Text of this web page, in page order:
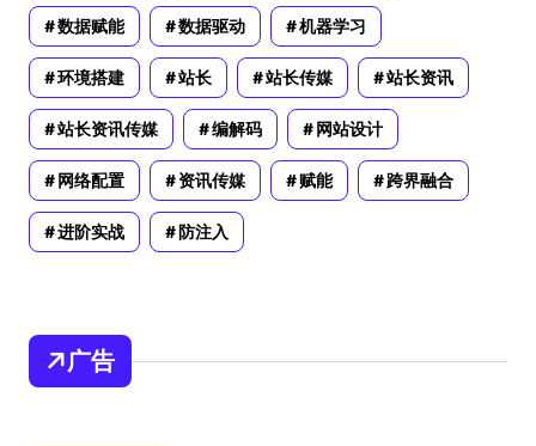
数据赋能 数据驱动 机器学习
环境搭建 站长 站长传媒 站长资讯
站长资讯传媒 编解码 网站设计
网络配置 资讯传媒 赋能 跨界融合
进阶实战 防注入
广告